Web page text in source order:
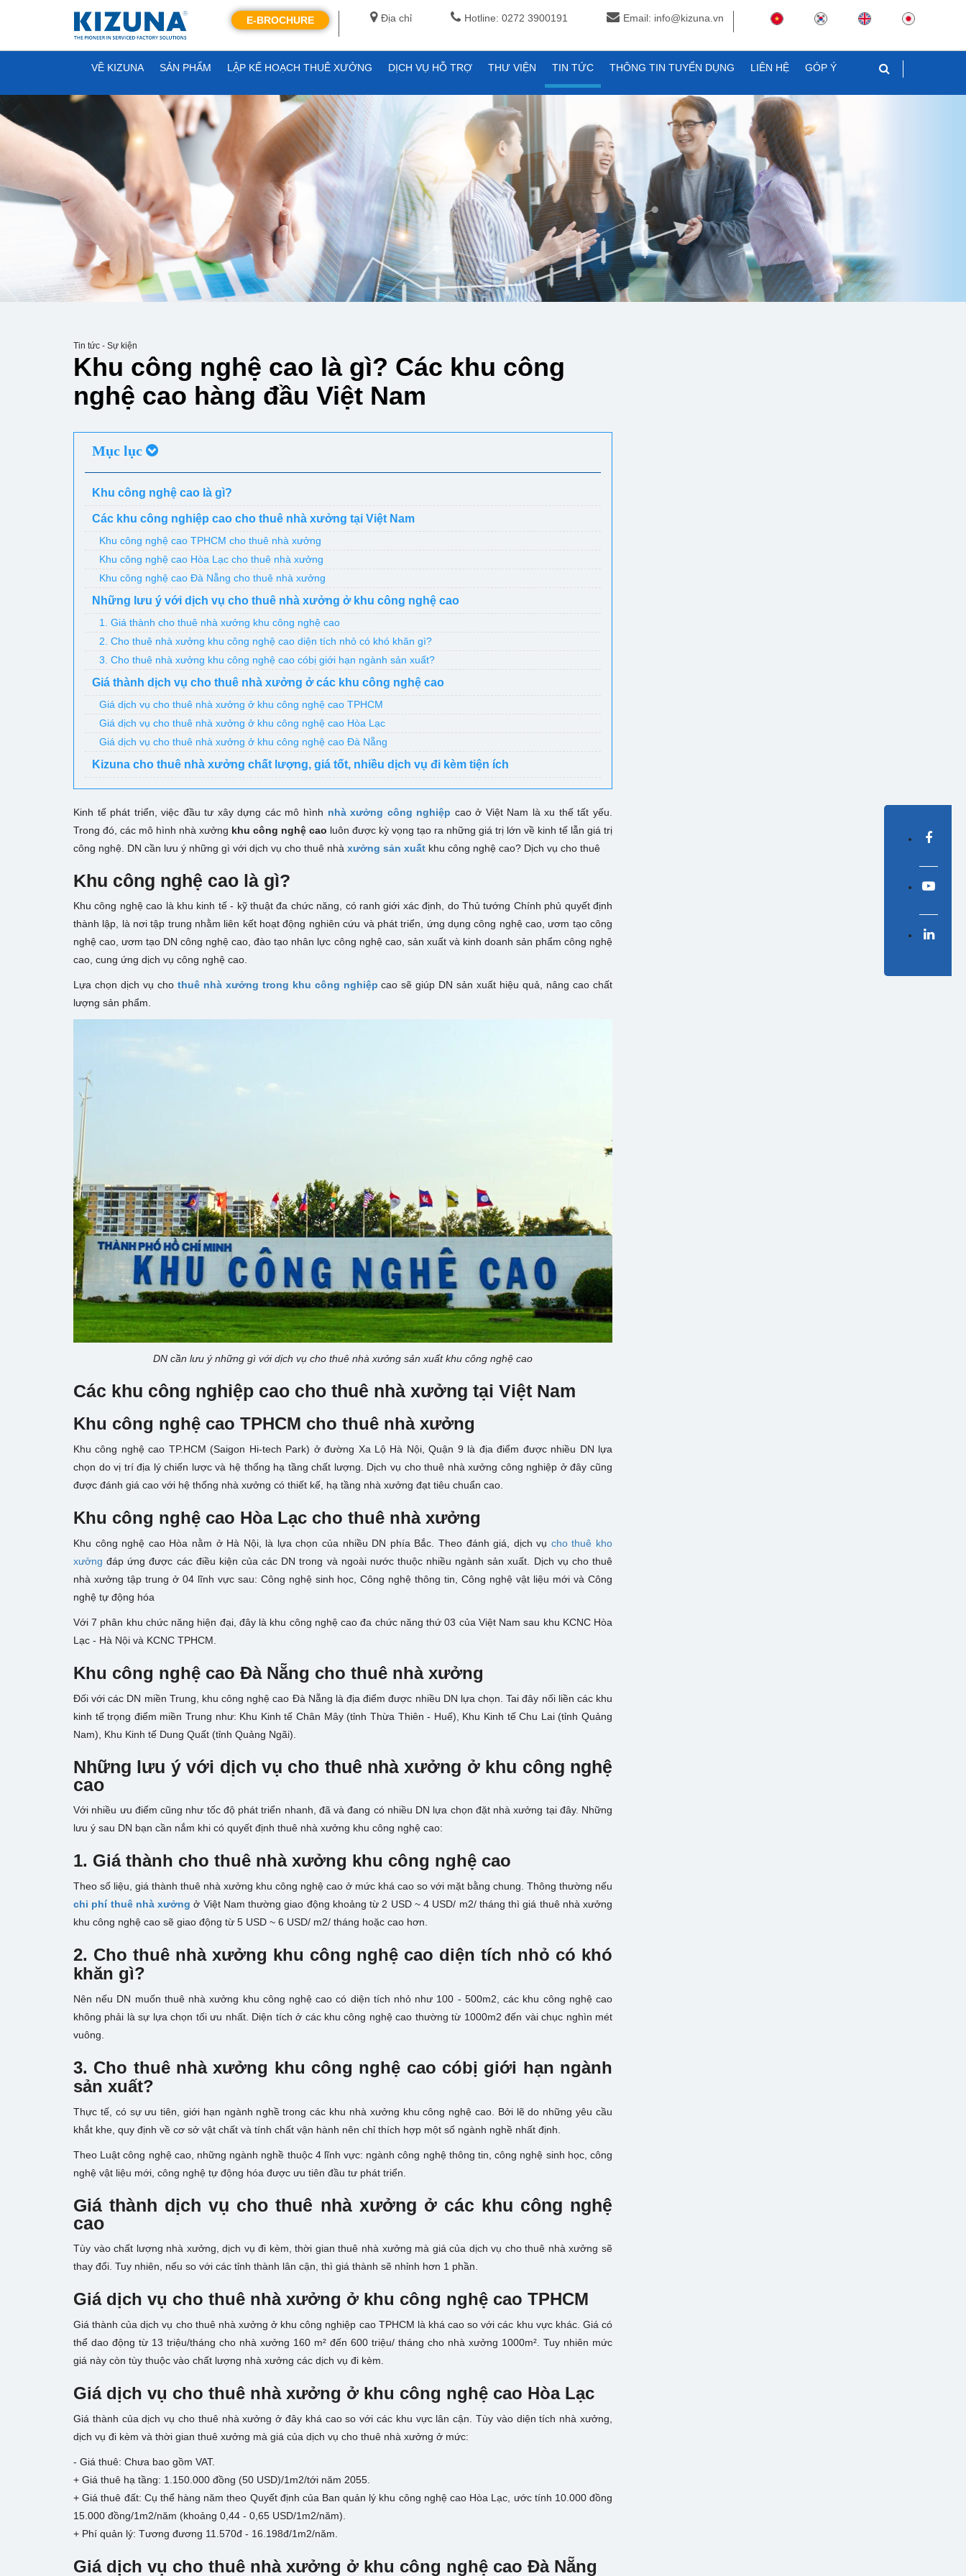
Địa chỉ Hotline: 0272 3900191 Email: info@kizuna.vn
E-BROCHURE
VỀ KIZUNA SẢN PHẨM LẬP KẾ HOẠCH THUÊ XƯỞNG DỊCH VỤ HỖ TRỢ THƯ VIỆN TIN TỨC THÔNG TIN TUYỂN DỤNG LIÊN HỆ GÓP Ý
Tin tức - Sự kiện
Khu công nghệ cao là gì? Các khu công
nghệ cao hàng đầu Việt Nam
Mục lục
Khu công nghệ cao là gì?
Các khu công nghiệp cao cho thuê nhà xưởng tại Việt Nam
Khu công nghệ cao TPHCM cho thuê nhà xưởng
Khu công nghệ cao Hòa Lạc cho thuê nhà xưởng
Khu công nghệ cao Đà Nẵng cho thuê nhà xưởng
Những lưu ý với dịch vụ cho thuê nhà xưởng ở khu công nghệ cao
1. Giá thành cho thuê nhà xưởng khu công nghệ cao
2. Cho thuê nhà xưởng khu công nghệ cao diện tích nhỏ có khó khăn gì?
3. Cho thuê nhà xưởng khu công nghệ cao cóbị giới hạn ngành sản xuất?
Giá thành dịch vụ cho thuê nhà xưởng ở các khu công nghệ cao
Giá dịch vụ cho thuê nhà xưởng ở khu công nghệ cao TPHCM
Giá dịch vụ cho thuê nhà xưởng ở khu công nghệ cao Hòa Lạc
Giá dịch vụ cho thuê nhà xưởng ở khu công nghệ cao Đà Nẵng
Kizuna cho thuê nhà xưởng chất lượng, giá tốt, nhiều dịch vụ đi kèm tiện ích
Kinh tế phát triển, việc đầu tư xây dựng các mô hình nhà xưởng công nghiệp cao ở Việt Nam là xu thế tất yếu.
Trong đó, các mô hình nhà xưởng khu công nghệ cao luôn được kỳ vọng tạo ra những giá trị lớn về kinh tế lẫn giá trị
công nghệ. DN cần lưu ý những gì với dịch vụ cho thuê nhà xưởng sản xuất khu công nghệ cao? Dịch vụ cho thuê
Khu công nghệ cao là gì?
Khu công nghệ cao là khu kinh tế - kỹ thuật đa chức năng, có ranh giới xác định, do Thủ tướng Chính phủ quyết định
thành lập, là nơi tập trung nhằm liên kết hoạt động nghiên cứu và phát triển, ứng dụng công nghệ cao, ươm tạo công
nghệ cao, ươm tạo DN công nghệ cao, đào tạo nhân lực công nghệ cao, sản xuất và kinh doanh sản phẩm công nghệ
cao, cung ứng dịch vụ công nghệ cao.
Lựa chọn dịch vụ cho thuê nhà xưởng trong khu công nghiệp cao sẽ giúp DN sản xuất hiệu quả, nâng cao chất
lượng sản phẩm.
DN cần lưu ý những gì với dịch vụ cho thuê nhà xưởng sản xuất khu công nghệ cao
Các khu công nghiệp cao cho thuê nhà xưởng tại Việt Nam
Khu công nghệ cao TPHCM cho thuê nhà xưởng
Khu công nghệ cao TP.HCM (Saigon Hi-tech Park) ở đường Xa Lộ Hà Nội, Quận 9 là địa điểm được nhiều DN lựa
chọn do vị trí địa lý chiến lược và hệ thống hạ tầng chất lượng. Dịch vụ cho thuê nhà xưởng công nghiệp ở đây cũng
được đánh giá cao với hệ thống nhà xưởng có thiết kế, hạ tầng nhà xưởng đạt tiêu chuẩn cao.
Khu công nghệ cao Hòa Lạc cho thuê nhà xưởng
Khu công nghệ cao Hòa nằm ở Hà Nội, là lựa chọn của nhiều DN phía Bắc. Theo đánh giá, dịch vụ cho thuê kho
xưởng đáp ứng được các điều kiện của các DN trong và ngoài nước thuộc nhiều ngành sản xuất. Dịch vụ cho thuê
nhà xưởng tập trung ở 04 lĩnh vực sau: Công nghệ sinh học, Công nghệ thông tin, Công nghệ vật liệu mới và Công
nghệ tự động hóa
Với 7 phân khu chức năng hiện đại, đây là khu công nghệ cao đa chức năng thứ 03 của Việt Nam sau khu KCNC Hòa
Lạc - Hà Nội và KCNC TPHCM.
Khu công nghệ cao Đà Nẵng cho thuê nhà xưởng
Đối với các DN miền Trung, khu công nghệ cao Đà Nẵng là địa điểm được nhiều DN lựa chọn. Tai đây nối liền các khu
kinh tế trọng điểm miền Trung như: Khu Kinh tế Chân Mây (tỉnh Thừa Thiên - Huế), Khu Kinh tế Chu Lai (tỉnh Quảng
Nam), Khu Kinh tế Dung Quất (tỉnh Quảng Ngãi).
Những lưu ý với dịch vụ cho thuê nhà xưởng ở khu công nghệ
cao
Với nhiều ưu điểm cũng như tốc độ phát triển nhanh, đã và đang có nhiều DN lựa chọn đặt nhà xưởng tại đây. Những
lưu ý sau DN bạn cần nắm khi có quyết định thuê nhà xưởng khu công nghệ cao:
1. Giá thành cho thuê nhà xưởng khu công nghệ cao
Theo số liệu, giá thành thuê nhà xưởng khu công nghệ cao ở mức khá cao so với mặt bằng chung. Thông thường nếu
chi phí thuê nhà xưởng ở Việt Nam thường giao động khoảng từ 2 USD ~ 4 USD/ m2/ tháng thì giá thuê nhà xưởng
khu công nghệ cao sẽ giao động từ 5 USD ~ 6 USD/ m2/ tháng hoặc cao hơn.
2. Cho thuê nhà xưởng khu công nghệ cao diện tích nhỏ có khó
khăn gì?
Nên nếu DN muốn thuê nhà xưởng khu công nghệ cao có diện tích nhỏ như 100 - 500m2, các khu công nghệ cao
không phải là sự lựa chọn tối ưu nhất. Diện tích ở các khu công nghệ cao thường từ 1000m2 đến vài chục nghìn mét
vuông.
3. Cho thuê nhà xưởng khu công nghệ cao cóbị giới hạn ngành
sản xuất?
Thực tế, có sự ưu tiên, giới hạn ngành nghề trong các khu nhà xưởng khu công nghệ cao. Bởi lẽ do những yêu cầu
khắt khe, quy định về cơ sở vật chất và tính chất vận hành nên chỉ thích hợp một số ngành nghề nhất định.
Theo Luật công nghệ cao, những ngành nghề thuộc 4 lĩnh vực: ngành công nghệ thông tin, công nghệ sinh học, công
nghệ vật liệu mới, công nghệ tự động hóa được ưu tiên đầu tư phát triển.
Giá thành dịch vụ cho thuê nhà xưởng ở các khu công nghệ
cao
Tùy vào chất lượng nhà xưởng, dịch vụ đi kèm, thời gian thuê nhà xưởng mà giá của dịch vụ cho thuê nhà xưởng sẽ
thay đổi. Tuy nhiên, nếu so với các tỉnh thành lân cận, thì giá thành sẽ nhỉnh hơn 1 phần.
Giá dịch vụ cho thuê nhà xưởng ở khu công nghệ cao TPHCM
Giá thành của dịch vụ cho thuê nhà xưởng ở khu công nghiệp cao TPHCM là khá cao so với các khu vực khác. Giá có
thể dao động từ 13 triệu/tháng cho nhà xưởng 160 m² đến 600 triệu/ tháng cho nhà xưởng 1000m². Tuy nhiên mức
giá này còn tùy thuộc vào chất lượng nhà xưởng các dịch vụ đi kèm.
Giá dịch vụ cho thuê nhà xưởng ở khu công nghệ cao Hòa Lạc
Giá thành của dịch vụ cho thuê nhà xưởng ở đây khá cao so với các khu vực lân cận. Tùy vào diện tích nhà xưởng,
dịch vụ đi kèm và thời gian thuê xưởng mà giá của dịch vụ cho thuê nhà xưởng ở mức:
- Giá thuê: Chưa bao gồm VAT.
+ Giá thuê hạ tầng: 1.150.000 đồng (50 USD)/1m2/tới năm 2055.
+ Giá thuê đất: Cụ thể hàng năm theo Quyết định của Ban quản lý khu công nghệ cao Hòa Lạc, ước tính 10.000 đồng
15.000 đồng/1m2/năm (khoảng 0,44 - 0,65 USD/1m2/năm).
+ Phí quản lý: Tương đương 11.570đ - 16.198đ/1m2/năm.
Giá dịch vụ cho thuê nhà xưởng ở khu công nghệ cao Đà Nẵng